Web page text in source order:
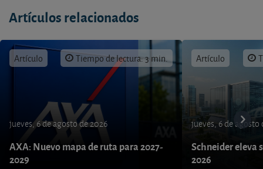
Artículos relacionados
Artículo Tiempo de lectura: 3 min.
jueves, 6 de agosto de 2026
AXA: Nuevo mapa de ruta para 2027-
2029
Artículo
jueves, 6 de agosto
Schneider eleva
2026